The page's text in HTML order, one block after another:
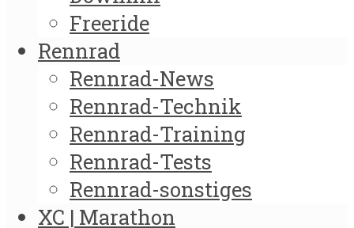
Freeride
Rennrad
Rennrad-News
Rennrad-Technik
Rennrad-Training
Rennrad-Tests
Rennrad-sonstiges
XC | Marathon